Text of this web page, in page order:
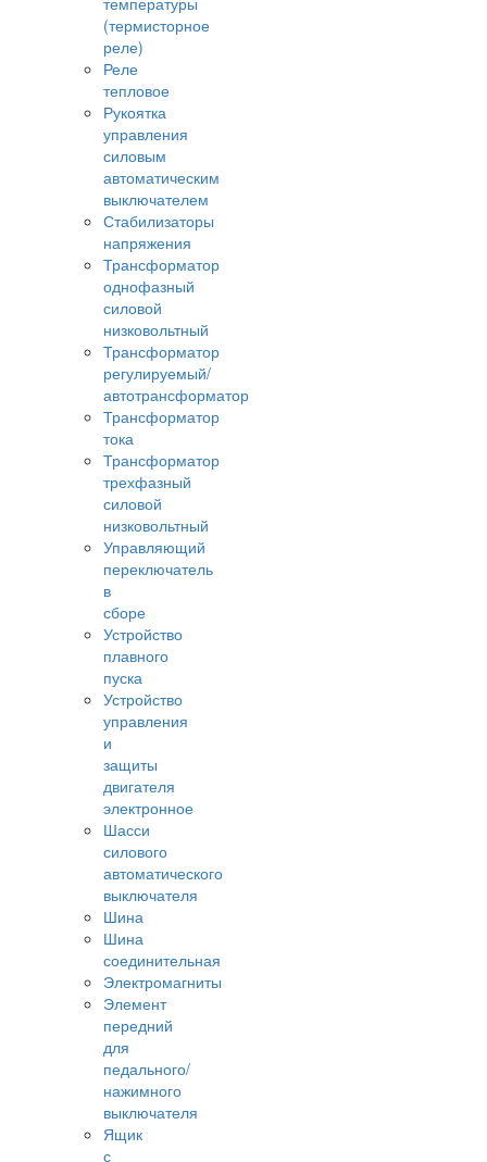
(термисторное
реле)
Реле
тепловое
Рукоятка
управления
силовым
автоматическим
выключателем
Стабилизаторы
напряжения
Трансформатор
однофазный
силовой
низковольтный
Трансформатор
регулируемый/
автотрансформатор
Трансформатор
тока
Трансформатор
трехфазный
силовой
низковольтный
Управляющий
переключатель
в
сборе
Устройство
плавного
пуска
Устройство
управления
и
защиты
двигателя
электронное
Шасси
силового
автоматического
выключателя
Шина
Шина
соединительная
Электромагниты
Элемент
передний
для
педального/
нажимного
выключателя
Ящик
с